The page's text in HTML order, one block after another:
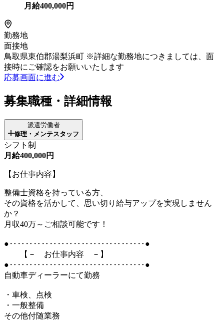
月給400,000円
勤務地
面接地
鳥取県東伯郡湯梨浜町 ※詳細な勤務地につきましては、面
接時にご確認をお願いいたします
応募画面に進む
募集職種・詳細情報
派遣労働者
修理・メンテスタッフ
シフト制
月給400,000円
【お仕事内容】
整備士資格を持っている方、
その資格を活かして、思い切り給与アップを実現しません
か？
月収40万～ご相談可能です！
●‥‥‥‥‥‥‥‥‥‥‥‥‥‥‥‥‥●
【－ お仕事内容 －】
●‥‥‥‥‥‥‥‥‥‥‥‥‥‥‥‥‥●
自動車ディーラーにて勤務
・車検、点検
・一般整備
その他付随業務